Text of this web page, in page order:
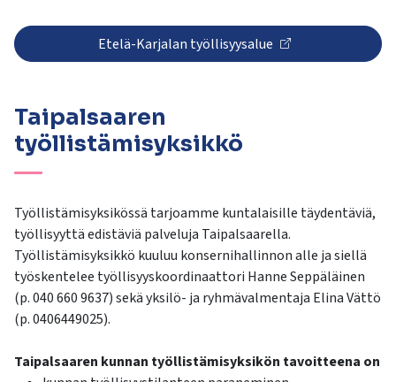
Etelä-Karjalan työllisyysalue
Taipalsaaren
työllistämisyksikkö
Työllistämisyksikössä tarjoamme kuntalaisille täydentäviä,
työllisyyttä edistäviä palveluja Taipalsaarella.
Työllistämisyksikkö kuuluu konsernihallinnon alle ja siellä
työskentelee työllisyyskoordinaattori Hanne Seppäläinen
(p. 040 660 9637) sekä yksilö- ja ryhmävalmentaja Elina Vättö
(p. 0406449025).
Taipalsaaren kunnan työllistämisyksikön tavoitteena on